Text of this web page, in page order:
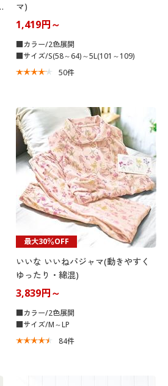
マ)
1,419円～
■カラー/2色展開
■サイズ/S(58～64)～5L(101～109)
50件
最大30％OFF
いいな いいねパジャマ(動きやすく
ゆったり・綿混)
3,839円～
■カラー/2色展開
■サイズ/M～LP
84件